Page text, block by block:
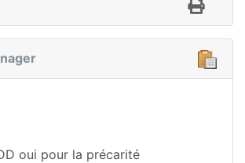
oui pour la précarité